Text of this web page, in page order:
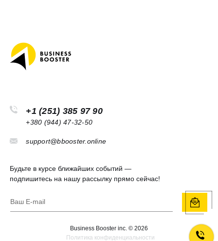
+1 (251) 385 97 90
+380 (944) 47-32-50
support@bbooster.online
Будьте в курсе ближайших событий —
подпишитесь на нашу рассылку прямо сейчас!
Business Booster inc. © 2026
Политика конфиденциальности